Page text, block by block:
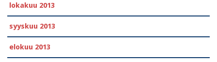
lokakuu 2013
syyskuu 2013
elokuu 2013